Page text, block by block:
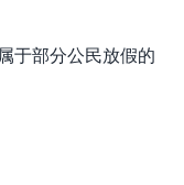
于部分公民放假的